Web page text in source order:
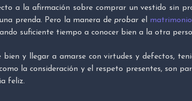
a la afirmación sobre comprar un vestido sin
prenda. Pero la manera de probar el matrimonio
suficiente tiempo a conocer bien a la otra
bien y llegar a amarse con virtudes y defectos,
la consideración y el respeto presentes, son
feliz.